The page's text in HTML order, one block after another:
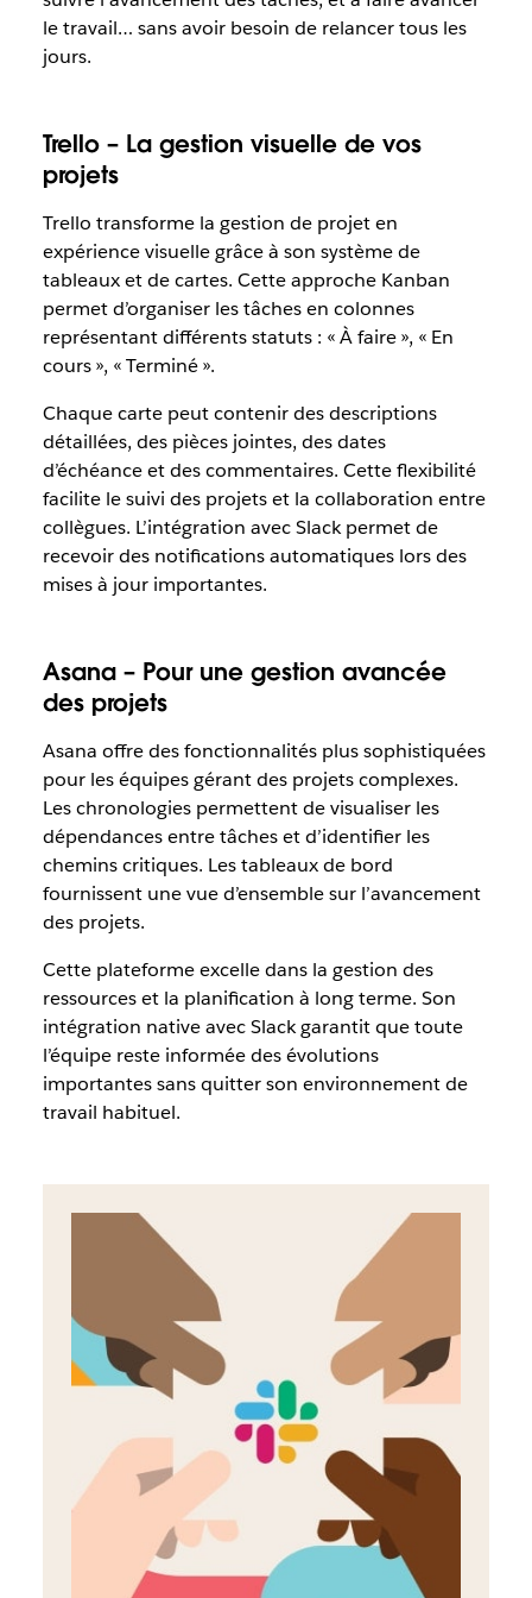
le travail… sans avoir besoin de relancer tous les
jours.
Trello – La gestion visuelle de vos
projets
Trello transforme la gestion de projet en
expérience visuelle grâce à son système de
tableaux et de cartes. Cette approche Kanban
permet d’organiser les tâches en colonnes
représentant différents statuts : « À faire », « En
cours », « Terminé ».
Chaque carte peut contenir des descriptions
détaillées, des pièces jointes, des dates
d’échéance et des commentaires. Cette flexibilité
facilite le suivi des projets et la collaboration entre
collègues. L’intégration avec Slack permet de
recevoir des notifications automatiques lors des
mises à jour importantes.
Asana – Pour une gestion avancée
des projets
Asana offre des fonctionnalités plus sophistiquées
pour les équipes gérant des projets complexes.
Les chronologies permettent de visualiser les
dépendances entre tâches et d’identifier les
chemins critiques. Les tableaux de bord
fournissent une vue d’ensemble sur l’avancement
des projets.
Cette plateforme excelle dans la gestion des
ressources et la planification à long terme. Son
intégration native avec Slack garantit que toute
l’équipe reste informée des évolutions
importantes sans quitter son environnement de
travail habituel.